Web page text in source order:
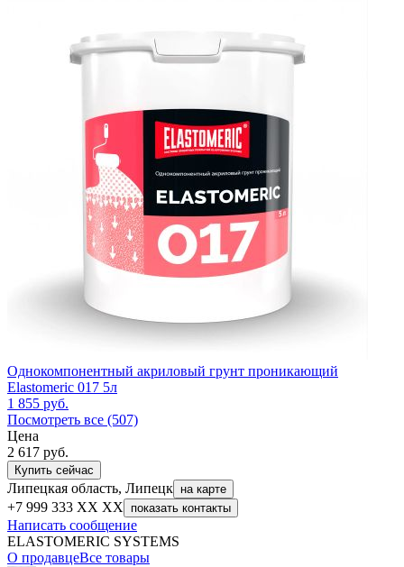
Однокомпонентный акриловый грунт проникающий
Elastomeric 017 5л
1 855 руб.
Посмотреть все (507)
Цена
2 617 руб.
Купить сейчас
Липецкая область, Липецк на карте
+7 999 333 XX XX показать контакты
Написать сообщение
ELASTOMERIC SYSTEMS
О продавцеВсе товары